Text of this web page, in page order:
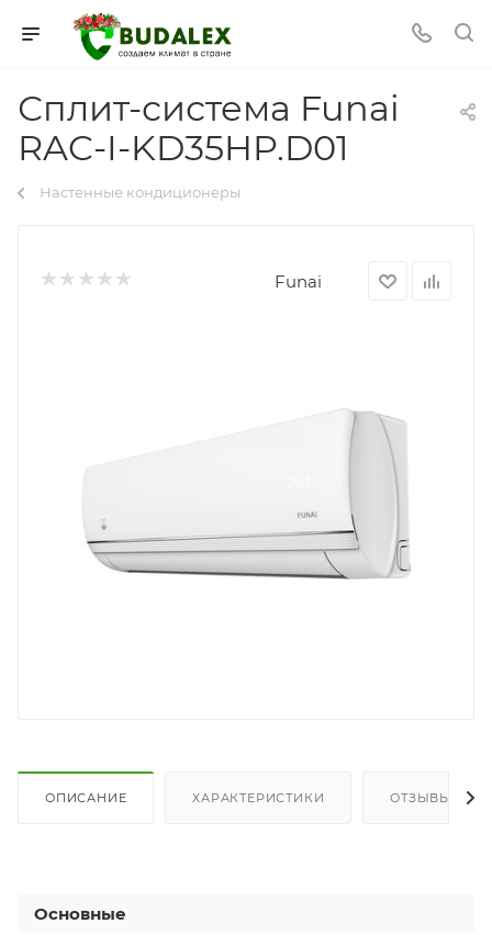
Сплит-система Funai
RAC-I-KD35HP.D01
Настенные кондиционеры
Funai
ОПИСАНИЕ ХАРАКТЕРИСТИКИ ОТЗЫВЫ
Основные